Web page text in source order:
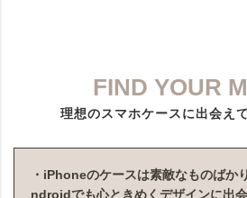
FIND YOUR
理想のスマホケースに出会え
・iPhoneのケースは素敵なものばか
ndroidでも心ときめくデザインに出会